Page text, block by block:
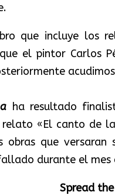
que incluye los
el pintor Carlos
ha resultado
relato «El canto de
obras que
durante el mes
Spread